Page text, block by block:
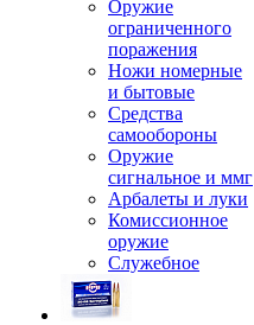
Оружие
ограниченного
поражения
Ножи номерные
и бытовые
Средства
самообороны
Оружие
сигнальное и ммг
Арбалеты и луки
Комиссионное
оружие
Служебное